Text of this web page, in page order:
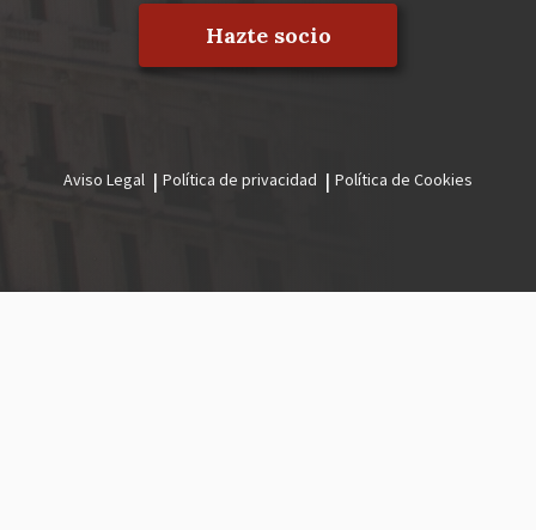
Hazte socio
legal
Aviso Legal Política de privacidad Política de Cookies